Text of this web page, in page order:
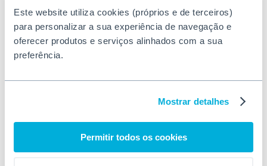
Este website utiliza cookies (próprios e de terceiros)
para personalizar a sua experiência de navegação e
oferecer produtos e serviços alinhados com a sua
preferência.
Mostrar detalhes
Permitir todos os cookies